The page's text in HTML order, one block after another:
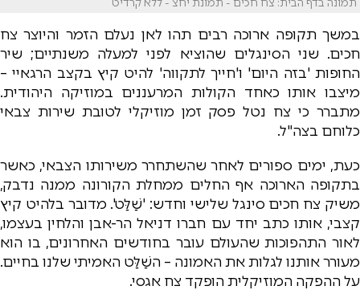
במשך תקופה ארוכה רבים תהו לאן נעלם הזמר והיוצר צח
חכים. שני הסינגלים שהוציא לפני למעלה משנתיים; שיר
החופות 'בזה היום' ו'חייך לתקווה' להיט קיץ בקצב הרגאיי –
מיצבו אותו כאחד הקולות המרעננים במוזיקה היהודית.
מתברר כי צח נטל פסק זמן מוזיקלי לטובת שירות צבאי
כלוחם בצה"ל.
כעת, ימים ספורים לאחר שהשתחרר משירותו הצבאי, כאשר
בתקופה הארוכה אף החלים ממחלת הקורונה ממנה נדבק,
משיק צח חכים סינגל שלישי וחדש: 'שַׁלַּט'. מדובר בלהיט קיץ
קצבי, אותו כתב יחד עם חברו דניאל הר-אבן והלחין בעצמו,
לאור התהפוכות שהעולם עובר בחודשים האחרונים, בו הוא
מעורר אותנו לגלות את האמונה – השַׁלַּט האמיתי שלנו בחיים.
על ההפקה המוזיקלית הופקד צח אגסי.